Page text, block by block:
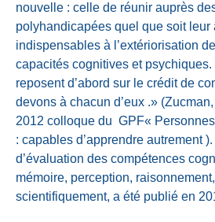
nouvelle : celle de réunir auprès
polyhandicapées quel que soit leur
indispensables à l’extériorisation
capacités cognitives et
reposent d’abord sur le crédit de
devons à chacun d’eux .» (Zucman,
2012 colloque du GPF«
: capables d’apprendre autrement ).
d’évaluation des compétences
mémoire, perception,
scientifiquement, a été publié en